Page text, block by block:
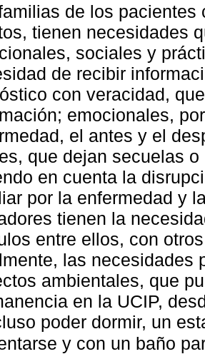
de los
tienen necesidades
sociales y
de recibir
con veracidad,
emocionales,
el antes y el
que dejan secuelas
en cuenta la
por la enfermedad y
tienen la
entre ellos, con
las necesidades
ambientales, que
en la UCIP,
poder dormir, un
y con un baño